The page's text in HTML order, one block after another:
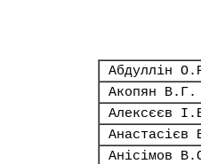
Абдуллін
Акопян В.Г.
Алексєєв
Анастасієв
Анісімов